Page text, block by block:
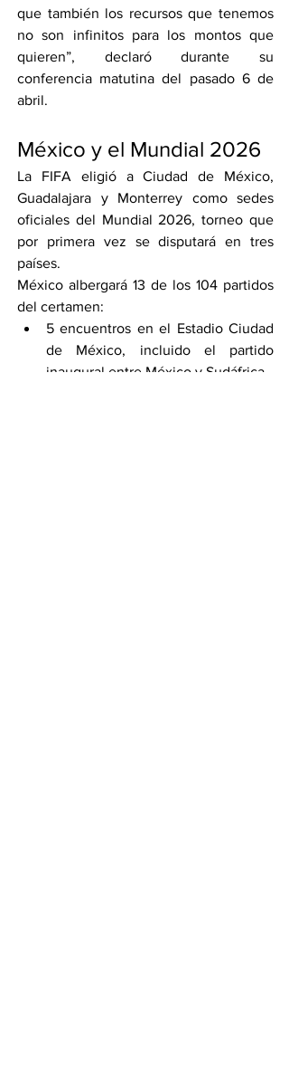
que también los recursos que tenemos
no son infinitos para los montos que
quieren”, declaró durante su
conferencia matutina del pasado 6 de
abril.
México y el Mundial 2026
La FIFA eligió a Ciudad de México,
Guadalajara y Monterrey como sedes
oficiales del Mundial 2026, torneo que
por primera vez se disputará en tres
países.
México albergará 13 de los 104 partidos
del certamen:
5 encuentros en el Estadio Ciudad
de México, incluido el partido
inaugural entre México y Sudáfrica.